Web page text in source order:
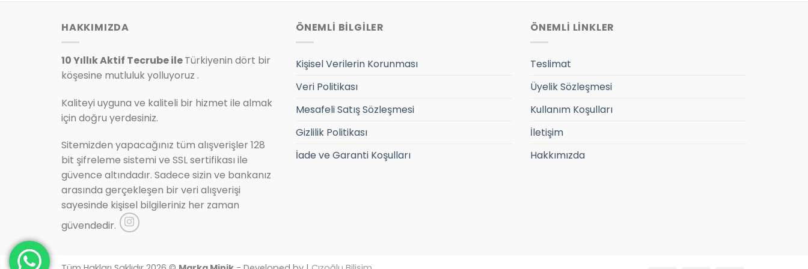
HAKKIMIZDA
10 Yıllık Aktif Tecrube ileTürkiyenin dört bir
köşesine mutluluk yolluyoruz .
Kaliteyi uyguna ve kaliteli bir hizmet ile almak
için doğru yerdesiniz.
Sitemizden yapacağınız tüm alışverişler 128
bit şifreleme sistemi ve SSL sertifikası ile
güvence altındadır. Sadece sizin ve bankanız
arasında gerçekleşen bir veri alışverişi
sayesinde kişisel bilgileriniz her zaman
güvendedir.
ÖNEMLİ BİLGİLER
Kişisel Verilerin Korunması
Veri Politikası
Mesafeli Satış Sözleşmesi
Gizlilik Politikası
İade ve Garanti Koşulları
ÖNEMLİ LİNKLER
Teslimat
Üyelik Sözleşmesi
Kullanım Koşulları
İletişim
Hakkımızda